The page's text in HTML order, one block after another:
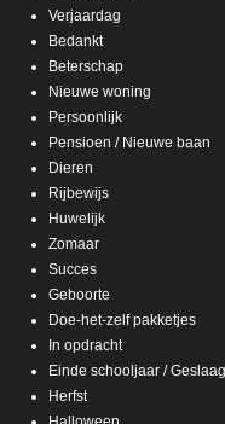
Verjaardag
Bedankt
Beterschap
Nieuwe woning
Persoonlijk
Pensioen / Nieuwe baan
Dieren
Rijbewijs
Huwelijk
Zomaar
Succes
Geboorte
Doe-het-zelf pakketjes
In opdracht
Einde schooljaar /
Herfst